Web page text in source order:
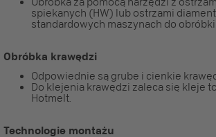
spiekanych (HW) lub ostrzami
standardowych maszynach do
Obróbka krawędzi
Odpowiednie są grube i cienkie
Do klejenia krawędzi zaleca się kleje
Hotmelt.
Technologie montażu